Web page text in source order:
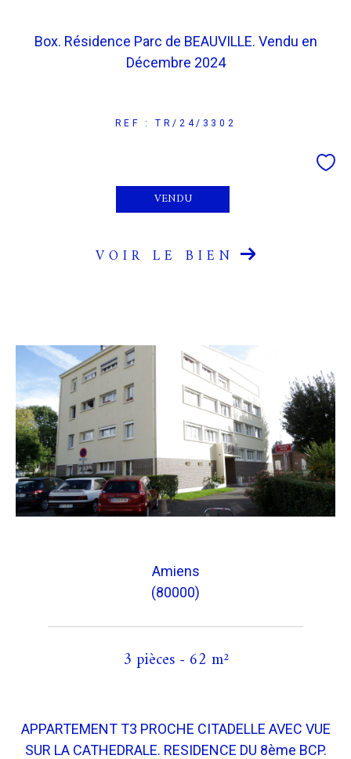
Box. Résidence Parc de BEAUVILLE. Vendu en
Décembre 2024
REF : TR/24/3302
VENDU
VOIR LE BIEN
Amiens
(80000)
3 pièces - 62 m²
APPARTEMENT T3 PROCHE CITADELLE AVEC VUE
SUR LA CATHEDRALE. RESIDENCE DU 8ème BCP.